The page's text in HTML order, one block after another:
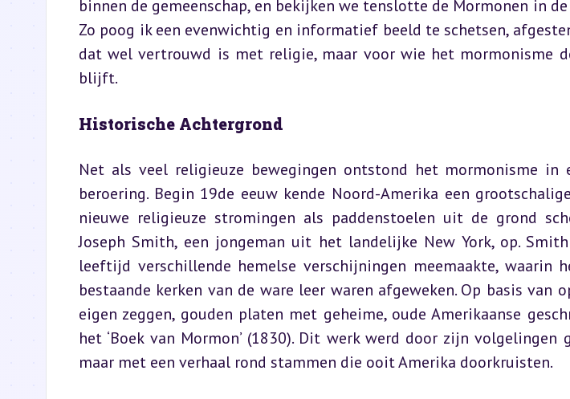
binnen de gemeenschap, en bekijken we tenslotte de Mormonen in
Zo poog ik een evenwichtig en informatief beeld te schetsen,
dat wel vertrouwd is met religie, maar voor wie het mormonisme
blijft.
Historische Achtergrond
Net als veel religieuze bewegingen ontstond het mormonisme in
beroering. Begin 19de eeuw kende Noord-Amerika een grootschalige
nieuwe religieuze stromingen als paddenstoelen uit de grond
Joseph Smith, een jongeman uit het landelijke New York, op.
leeftijd verschillende hemelse verschijningen meemaakte, waarin
bestaande kerken van de ware leer waren afgeweken. Op basis van
eigen zeggen, gouden platen met geheime, oude Amerikaanse
het ‘Boek van Mormon’ (1830). Dit werk werd door zijn
maar met een verhaal rond stammen die ooit Amerika doorkruisten.